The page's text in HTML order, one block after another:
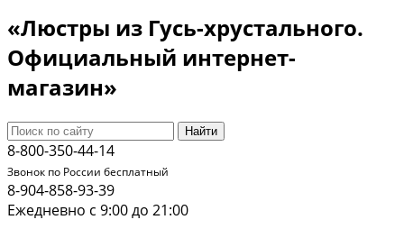
«Люстры из Гусь-хрустального.
Официальный интернет-
магазин»
Найти
8-800-350-44-14
Звонок по России бесплатный
8-904-858-93-39
Ежедневно с 9:00 до 21:00